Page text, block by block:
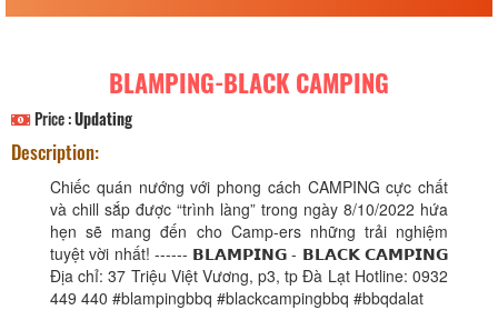
BLAMPING-BLACK CAMPING
Price :Updating
Description:
Chiếc quán nướng với phong cách CAMPING cực chất
và chill sắp được “trình làng” trong ngày 8/10/2022 hứa
hẹn sẽ mang đến cho Camp-ers những trải nghiệm
tuyệt vời nhất! ------ 𝗕𝗟𝗔𝗠𝗣𝗜𝗡𝗚 - 𝗕𝗟𝗔𝗖𝗞 𝗖𝗔𝗠𝗣𝗜𝗡𝗚
Địa chỉ: 37 Triệu Việt Vương, p3, tp Đà Lạt Hotline: 0932
449 440 #blampingbbq #blackcampingbbq #bbqdalat